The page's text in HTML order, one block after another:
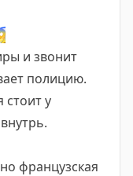
и звонит
полицию.
стоит у
французская